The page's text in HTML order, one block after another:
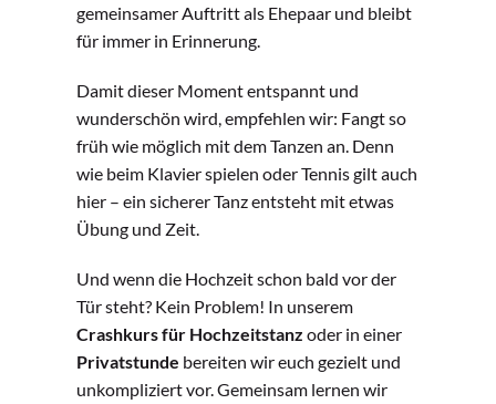
gemeinsamer Auftritt als Ehepaar und bleibt
für immer in Erinnerung.
Damit dieser Moment entspannt und
wunderschön wird, empfehlen wir: Fangt so
früh wie möglich mit dem Tanzen an. Denn
wie beim Klavier spielen oder Tennis gilt auch
hier – ein sicherer Tanz entsteht mit etwas
Übung und Zeit.
Und wenn die Hochzeit schon bald vor der
Tür steht? Kein Problem! In unserem
Crashkurs für Hochzeitstanz oder in einer
Privatstunde bereiten wir euch gezielt und
unkompliziert vor. Gemeinsam lernen wir